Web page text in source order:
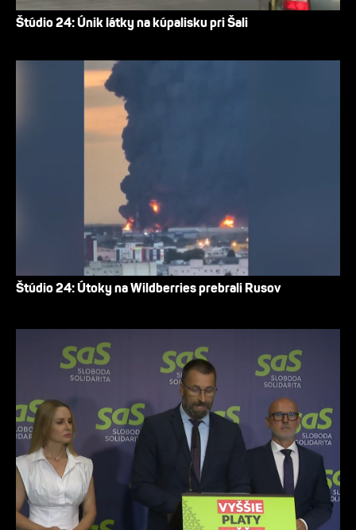
Štúdio 24: Únik látky na kúpalisku pri Šali
Štúdio 24: Útoky na Wildberries prebrali Rusov